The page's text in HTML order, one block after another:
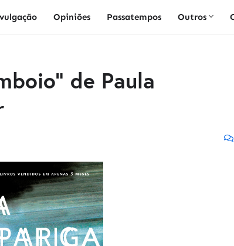
Opiniões Passatempos Outros
de Paula